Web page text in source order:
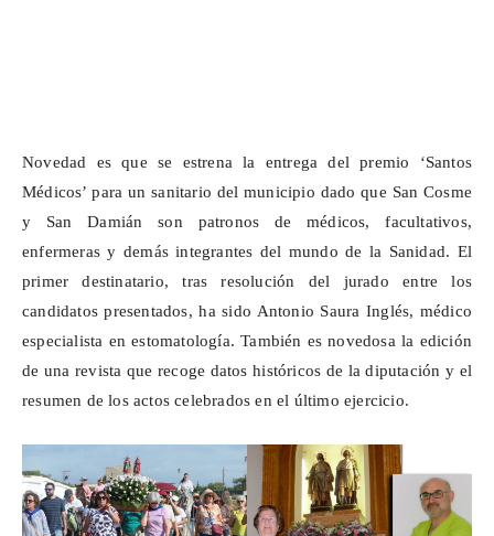
Novedad es que se estrena la entrega del premio ‘Santos
Médicos’ para un sanitario del municipio dado que San Cosme
y San Damián son patronos de médicos, facultativos,
enfermeras y demás integrantes del mundo de la Sanidad. El
primer destinatario, tras resolución del jurado entre los
candidatos presentados, ha sido Antonio Saura Inglés, médico
especialista en estomatología. También es novedosa la edición
de una revista que recoge datos históricos de la diputación y el
resumen de los actos celebrados en el último ejercicio.